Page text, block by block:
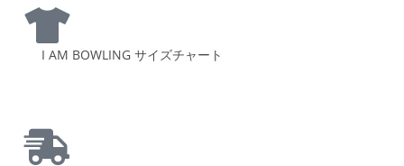
I AM BOWLING サイズチャート